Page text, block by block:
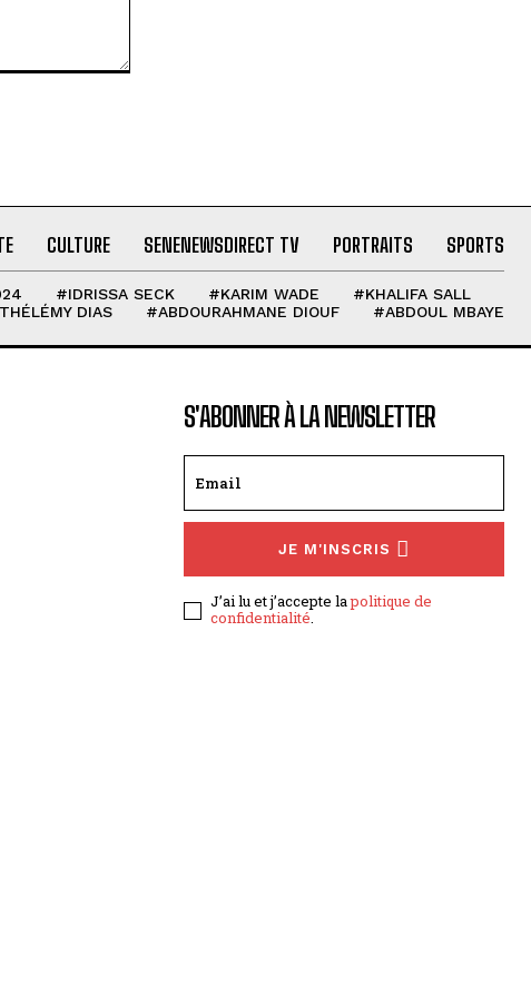
CULTURE SENENEWSDIRECT TV PORTRAITS SPORTS
#IDRISSA SECK #KARIM WADE
#KHALIFA SALL
DIAS
#ABDOURAHMANE DIOUF #ABDOUL MBAYE
S'ABONNER À LA NEWSLETTER
JE M'INSCRIS
J’ai lu et j’accepte lapolitique de
confidentialité.